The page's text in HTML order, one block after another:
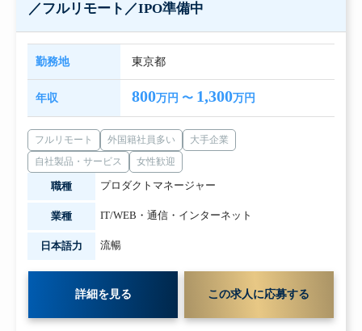
／フルリモート／IPO準備中
勤務地 東京都
年収 800万円 〜 1,300万円
フルリモート 外国籍社員多い
大手企業
自社製品・サービス
女性歓迎
職種 プロダクトマネージャー
業種 IT/WEB・通信・インターネット
日本語力 流暢
詳細を見る この求人に応募する